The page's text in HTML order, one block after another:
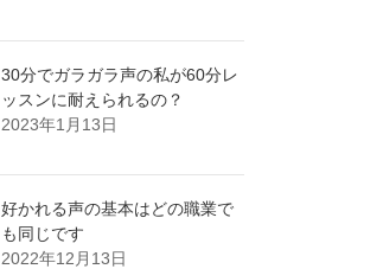
30分でガラガラ声の私が60分レ
ッスンに耐えられるの？
2023年1月13日
好かれる声の基本はどの職業で
も同じです
2022年12月13日